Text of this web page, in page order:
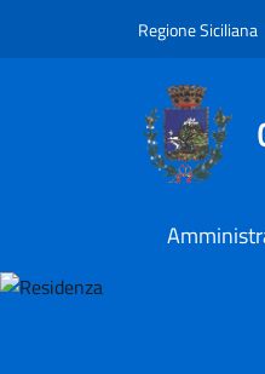
Regione Siciliana